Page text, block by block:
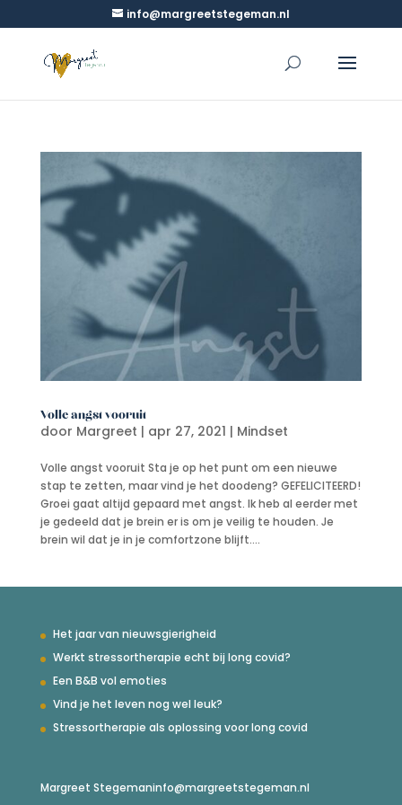
info@margreetstegeman.nl
Volle angst vooruit
door Margreet | apr 27, 2021 | Mindset
Volle angst vooruit Sta je op het punt om een nieuwe
stap te zetten, maar vind je het doodeng? GEFELICITEERD!
Groei gaat altijd gepaard met angst. Ik heb al eerder met
je gedeeld dat je brein er is om je veilig te houden. Je
brein wil dat je in je comfortzone blijft....
Het jaar van nieuwsgierigheid
Werkt stressortherapie echt bij long covid?
Een B&B vol emoties
Vind je het leven nog wel leuk?
Stressortherapie als oplossing voor long covid
Margreet Stegemaninfo@margreetstegeman.nl